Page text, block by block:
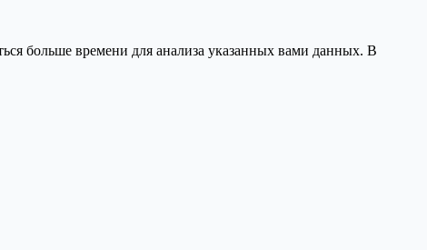
больше времени для анализа указанных вами данных. В